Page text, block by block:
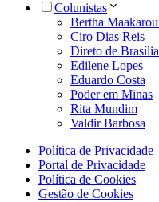
Colunistas
Bertha
Ciro Dias Reis
Direto de Brasília
Edilene Lopes
Eduardo Costa
Poder em Minas
Rita Mundim
Valdir Barbosa
Política de Privacidade
Portal de Privacidade
Política de Cookies
Gestão de Cookies